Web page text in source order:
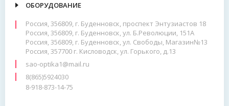
ОБОРУДОВАНИЕ
Россия, 356809, г. Буденновск, проспект Энтузиастов 18
Россия, 356809, г. Буденновск, ул. Б.Революции, 151А
Россия, 356809, г. Буденновск, ул. Свободы, Магазин№13
Россия, 357700 г. Кисловодск, ул. Горького, д.13
sao-optika1@mail.ru
8(865)5924030
8-918-873-14-75